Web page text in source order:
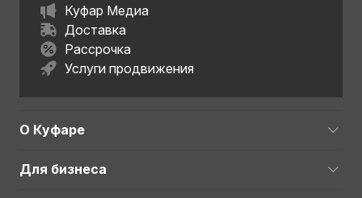
Куфар Медиа
Доставка
Рассрочка
Услуги продвижения
О Куфаре
Для бизнеса